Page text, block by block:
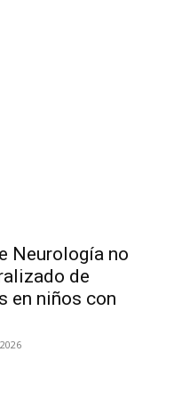
Neurología no
de
en niños con